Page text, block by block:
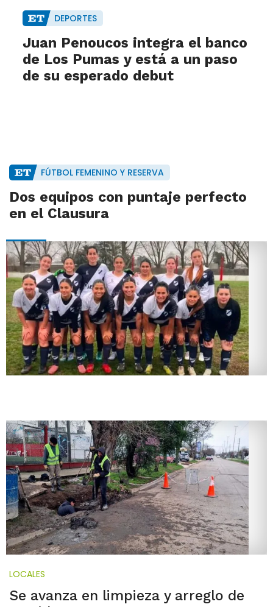
DEPORTES
Juan Penoucos integra el banco
de Los Pumas y está a un paso
de su esperado debut
FÚTBOL FEMENINO Y RESERVA
Dos equipos con puntaje perfecto
en el Clausura
LOCALES
Se avanza en limpieza y arreglo de